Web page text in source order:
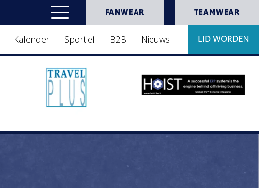
FANWEAR TEAMWEAR
Kalender Sportief B2B Nieuws LID WORDEN